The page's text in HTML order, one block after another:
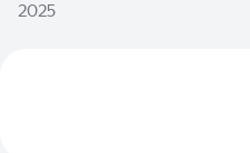
2025